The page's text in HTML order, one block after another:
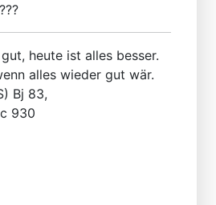
heute ist alles besser.
alles wieder gut wär.
Bj 83,
930